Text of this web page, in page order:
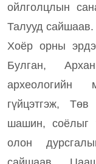
ойлголцлын
Талууд сайшаав.
Хоёр орны
Булган,
археологийн
гүйцэтгэж,
шашин, соёлыг
олон